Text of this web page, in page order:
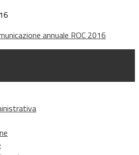
annuale ROC 2016